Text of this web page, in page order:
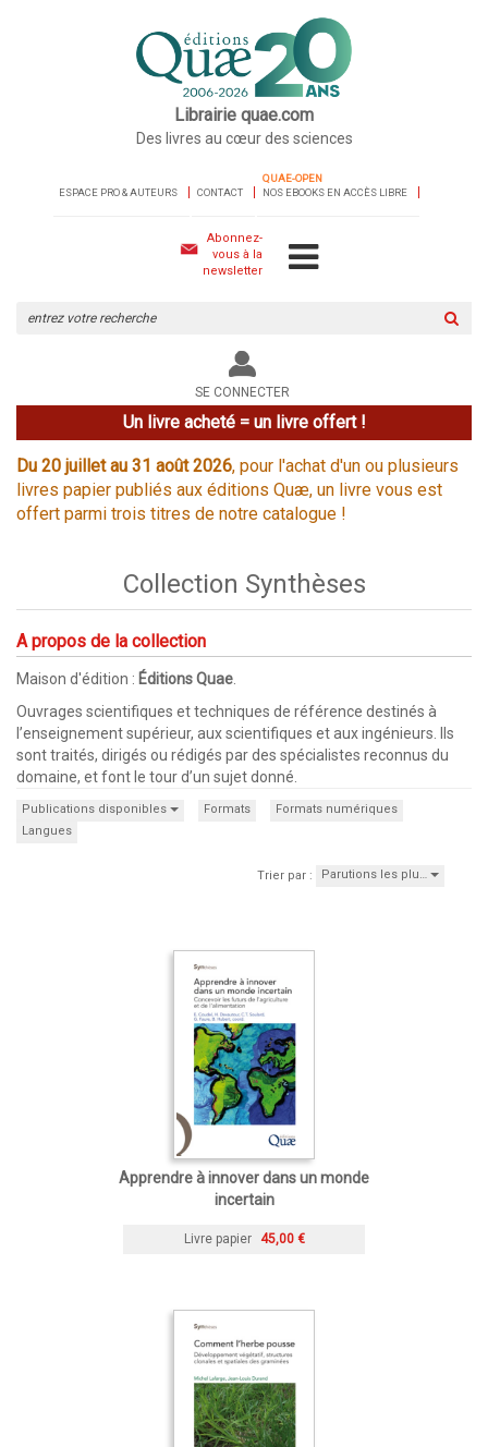
Librairie quae.com
Des livres au cœur des sciences
ESPACE PRO & AUTEURS CONTACT
QUAE-OPEN
NOS EBOOKS EN ACCÈS LIBRE
Abonnez-
vous à la
newsletter
le
site
SE CONNECTER
Un livre acheté = un livre offert !
Du 20 juillet au 31 août 2026, pour l'achat d'un ou plusieurs
livres papier publiés aux éditions Quæ, un livre vous est
offert parmi trois titres de notre catalogue !
Collection Synthèses
A propos de la collection
Maison d'édition : Éditions Quae
Ouvrages scientifiques et techniques de référence destinés à
l’enseignement supérieur, aux scientifiques et aux ingénieurs. Ils
sont traités, dirigés ou rédigés par des spécialistes reconnus du
domaine, et font le tour d’un sujet donné.
Publications disponibles Formats
Formats numériques
Langues
Trier par : Parutions les plu…
Apprendre à innover dans un monde
incertain
Livre papier 45,00 €